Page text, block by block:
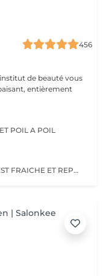
456
de beauté vous
entièrement
POIL A POIL
SOIN COUP D ECLAT . VOTRE PEAU EST FRAICHE ET REPOSEE